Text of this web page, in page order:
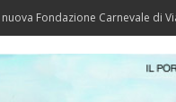
Carnevale di Viareggio